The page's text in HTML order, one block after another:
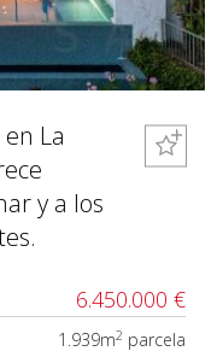
La
y a los
6.450.000 €
1.939m2 parcela